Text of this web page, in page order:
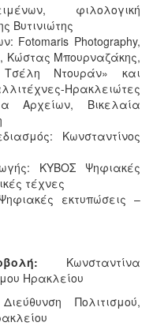
φιλολογική
Βυτινιώτης
Fotomaris Photography,
Κώστας Μπουρναζάκης,
Ντουράν» και
Ηρακλειώτες
Αρχείων, Βικελαία
Κωνσταντίνος
ΚΥΒΟΣ Ψηφιακές
τέχνες
εκτυπώσεις –
Κωνσταντίνα
Ηρακλείου
Πολιτισμού,